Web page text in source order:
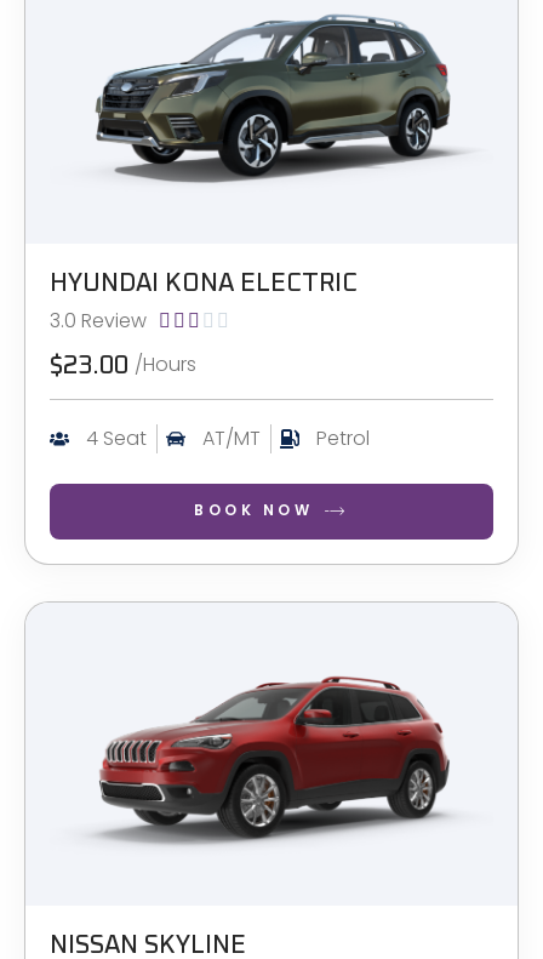
HYUNDAI KONA ELECTRIC
3.0 Review     
$23.00 /Hours
4 Seat AT/MT Petrol
BOOK NOW
NISSAN SKYLINE